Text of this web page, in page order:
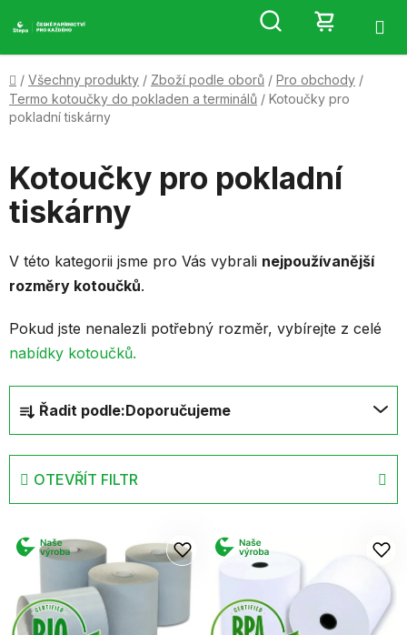
na
Hledat
KOŠÍK
Domů
/ Všechny produkty / Zboží podle oborů / Pro obchody /
Termo kotoučky do pokladen a terminálů / Kotoučky pro
pokladní tiskárny
Kotoučky pro pokladní
tiskárny
V této kategorii jsme pro Vás vybrali nejpoužívanější
rozměry kotoučků.
Pokud jste nenalezli potřebný rozměr, vybírejte z celé
nabídky kotoučků.
Ř
a
z
n
p
d
Řadit podle:Doporučujeme
OTEVŘÍT FILTR
ý
p
s